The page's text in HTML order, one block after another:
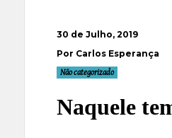
30 de Julho, 2019
Por Carlos Esperança
Não categorizado
Naquele